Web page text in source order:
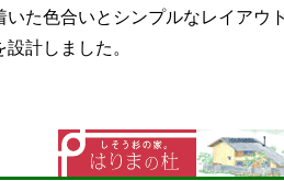
た色合いとシンプルなレイアウ
計しました。